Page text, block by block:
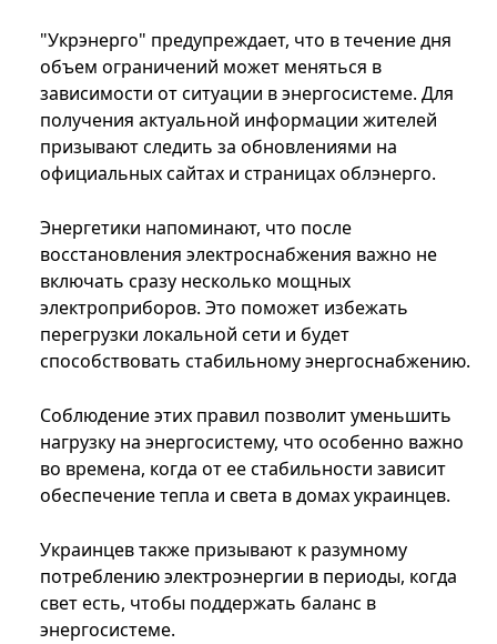
"Укрэнерго" предупреждает, что в течение дня
объем ограничений может меняться в
зависимости от ситуации в энергосистеме. Для
получения актуальной информации жителей
призывают следить за обновлениями на
официальных сайтах и страницах облэнерго.
Энергетики напоминают, что после
восстановления электроснабжения важно не
включать сразу несколько мощных
электроприборов. Это поможет избежать
перегрузки локальной сети и будет
способствовать стабильному энергоснабжению.
Соблюдение этих правил позволит уменьшить
нагрузку на энергосистему, что особенно важно
во времена, когда от ее стабильности зависит
обеспечение тепла и света в домах украинцев.
Украинцев также призывают к разумному
потреблению электроэнергии в периоды, когда
свет есть, чтобы поддержать баланс в
энергосистеме.